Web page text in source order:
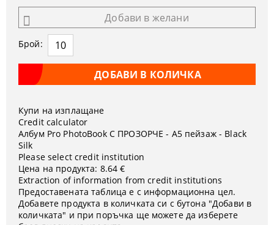
Добави в желани
Брой:
Купи на изплащане
Credit calculator
Албум Pro PhotoBook С ПРОЗОРЧЕ - A5 пейзаж - Black
Silk
Please select credit institution
Цена на продукта: 8.64 €
Extraction of information from credit institutions
Предоставената таблица е с информационна цел.
Добавете продукта в количката си с бутона "Добави в
количката" и при поръчка ще можете да изберете